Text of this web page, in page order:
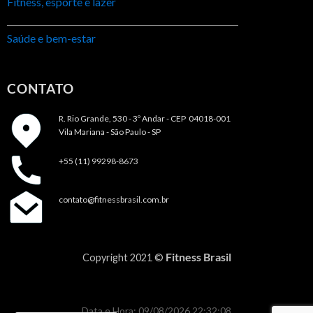
Saúde e bem-estar
CONTATO
R. Rio Grande, 530 - 3º Andar - CEP 04018-001
Vila Mariana - São Paulo - SP
+55 (11) 99298-8673
contato@fitnessbrasil.com.br
Copyright 2021 © Fitness Brasil
Data e Hora: 09/08/2026 22:32:08